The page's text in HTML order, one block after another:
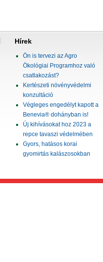
Hírek
Ön is tervezi az Agro
Ökológiai Programhoz való
csatlakozást?
Kertészeti növényvédelmi
konzultáció
Végleges engedélyt kapott a
Benevia® dohányban is!
Új kihívásokat hoz 2023 a
repce tavaszi védelmében
Gyors, hatásos korai
gyomirtás kalászosokban